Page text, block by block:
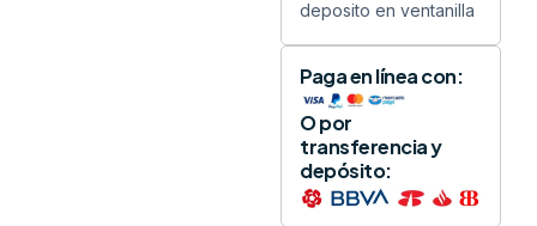
deposito en ventanilla
Paga en línea con:
O por
transferencia y
depósito: